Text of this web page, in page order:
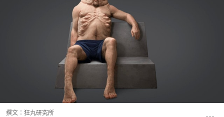
撰文： 狂丸研究所